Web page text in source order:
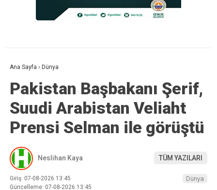
Ana Sayfa › Dünya
Pakistan Başbakanı Şerif,
Suudi Arabistan Veliaht
Prensi Selman ile görüştü
Neslihan Kaya TÜM YAZILARI
Giriş: 07-08-2026 13:45
Güncelleme: 07-08-2026 13:45
Dünya